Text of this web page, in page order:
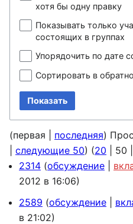
хотя бы одну правку
Показывать только
состоящих в группах
Упорядочить по дате
Сортировать в
Показать
(первая последняя)
следующие 50) (20 50
2314 обсуждение
2012 в 16:06)
2589 обсуждение
в 21:02)